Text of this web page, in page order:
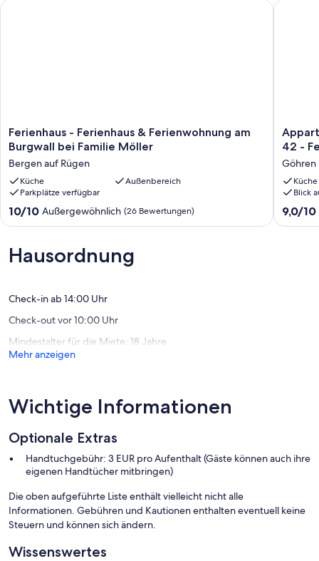
Ferienhaus
-
Ferienhaus
&
Ferienwohnung
am
Burgwall
bei
Möller
Bergen
Ferienhaus - Ferienhaus & Ferienwohnung am
Burgwall bei Familie Möller
Bergen auf Rügen
Küche
Außenbereich
Parkplätze verfügbar
10.0
Außergewöhnlich,
(26
10/10 Außergewöhnlich (26 Bewertungen)
Ferienhaus - Ferienhaus & Ferienwohnung am Burgwall bei
Villa
45487
-
Whg.
42
42 -
Göhren
Küche
Blick
9.0
9,0/10
Hausordnung
Check-in ab 14:00 Uhr
Check-out vor 10:00 Uhr
Mindestalter für die Miete: 18 Jahre
Mehr anzeigen
Wichtige Informationen
Optionale Extras
Handtuchgebühr: 3 EUR pro Aufenthalt (Gäste können auch ihre
eigenen Handtücher mitbringen)
Die oben aufgeführte Liste enthält vielleicht nicht alle
Informationen. Gebühren und Kautionen enthalten eventuell keine
Steuern und können sich ändern.
Wissenswertes